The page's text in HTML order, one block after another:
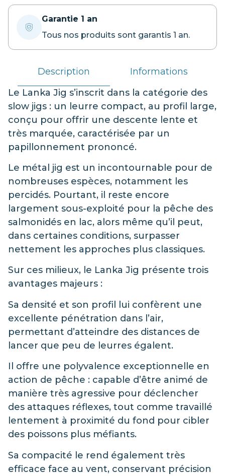
Garantie 1 an
Tous nos produits sont garantis 1 an.
Description
Informations
Le Lanka Jig s’inscrit dans la catégorie des
slow jigs : un leurre compact, au profil large,
conçu pour offrir une descente lente et
très marquée, caractérisée par un
papillonnement prononcé.
Le métal jig est un incontournable pour de
nombreuses espèces, notamment les
percidés. Pourtant, il reste encore
largement sous-exploité pour la pêche des
salmonidés en lac, alors même qu’il peut,
dans certaines conditions, surpasser
nettement les approches plus classiques.
Sur ces milieux, le Lanka Jig présente trois
avantages majeurs :
Sa densité et son profil lui confèrent une
excellente pénétration dans l’air,
permettant d’atteindre des distances de
lancer que peu de leurres égalent.
Il offre une polyvalence exceptionnelle en
action de pêche : capable d’être animé de
manière très agressive pour déclencher
des attaques réflexes, tout comme travaillé
lentement à proximité du fond pour cibler
des poissons plus méfiants.
Sa compacité le rend également très
efficace face au vent, conservant précision